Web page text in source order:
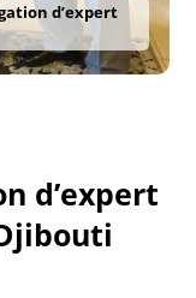
d’expert
d’expert